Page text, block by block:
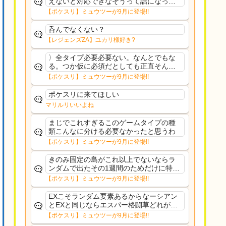
るわ
【ポケスリ】ミュウツーが9月に登場!!
呑んでなくない？
【レジェンズZA】ユカリ様好き?
〉全タイプ必要必要ない。なんとでもな
る。つか仮に必須だとしても正直そんな
もんに付き合う気は無い。運営は時間の
リソースを甘く見すぎなのよ。ポケスリ
やったことないやろうなと思ってる。〉
ラピスEX最短二年後...
【ポケスリ】ミュウツーが9月に登場!!
ポケスリに来てほしい
マリルリいいよね
まじでこれすぎるこのゲームタイプの種
類こんなに分ける必要なかったと思うわ
【ポケスリ】ミュウツーが9月に登場!!
きのみ固定の島がこれ以上でないならラ
ンダムで出たその1週間のためだけに特定
のタイプにリソース割くのなんだかむな
しい気がするわ出番がないってわけじゃ
ないから無駄ではないんだけど
【ポケスリ】ミュウツーが9月に登場!!
EXこそランダム要素あるからなーシアン
とEXと同じならエスパー格闘草どれが事
前に来るか分からんから、積む必要があ
るミュウツーは使いにくくね？って思っ
【ポケスリ】ミュウツーが9月に登場!!